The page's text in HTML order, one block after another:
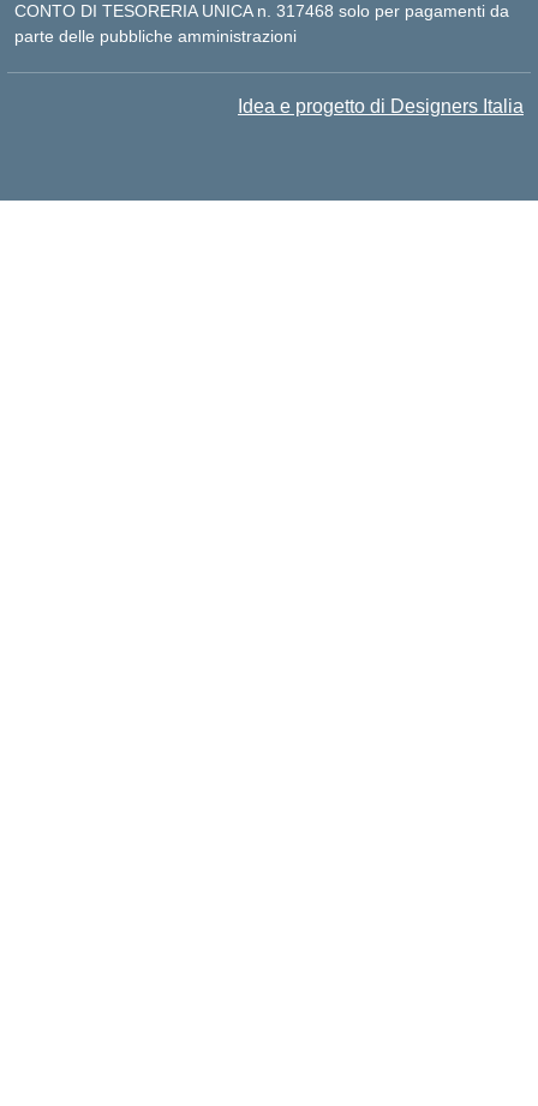
CONTO DI TESORERIA UNICA n. 317468 solo per pagamenti da
parte delle pubbliche amministrazioni
Idea e progetto di Designers Italia